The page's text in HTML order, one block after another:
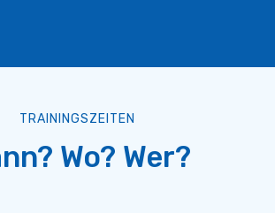
TRAININGSZEITEN
Wo? Wer?